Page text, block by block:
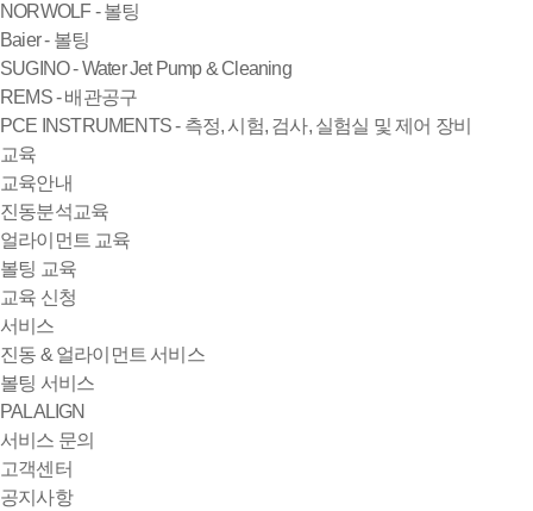
NORWOLF - 볼팅
Baier - 볼팅
SUGINO - Water Jet Pump & Cleaning
REMS - 배관공구
PCE INSTRUMENTS - 측정, 시험, 검사, 실험실 및 제어 장비
교육
교육안내
진동분석교육
얼라이먼트 교육
볼팅 교육
교육 신청
서비스
진동 & 얼라이먼트 서비스
볼팅 서비스
PALALIGN
서비스 문의
고객센터
공지사항